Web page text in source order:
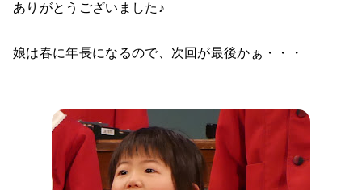
ありがとうございました♪
娘は春に年長になるので、次回が最後かぁ・・・